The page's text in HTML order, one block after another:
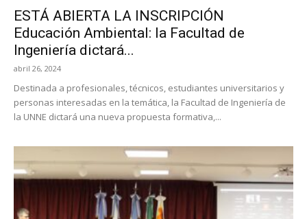
ESTÁ ABIERTA LA INSCRIPCIÓN
Educación Ambiental: la Facultad de
Ingeniería dictará...
abril 26, 2024
Destinada a profesionales, técnicos, estudiantes universitarios y
personas interesadas en la temática, la Facultad de Ingeniería de
la UNNE dictará una nueva propuesta formativa,...